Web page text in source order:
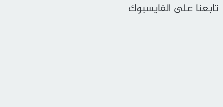
تابعنا على الفايسبوك